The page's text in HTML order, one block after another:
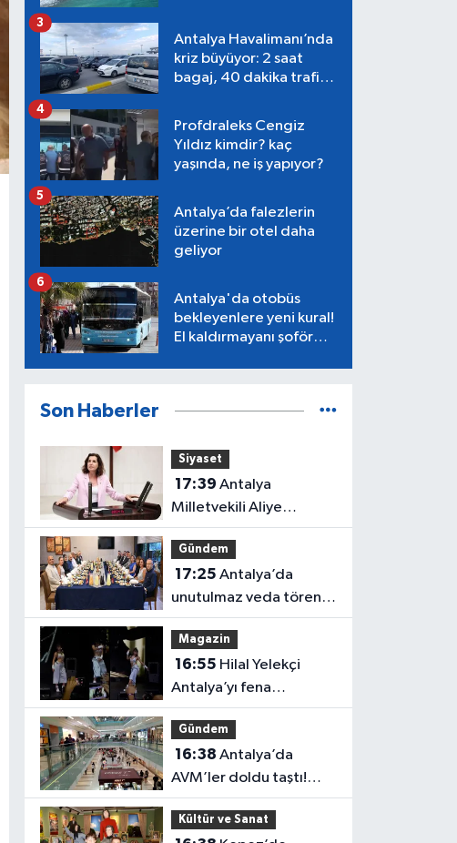
Antalya Havalimanı’nda
kriz büyüyor: 2 saat
bagaj, 40 dakika trafik,
3
Profdraleks Cengiz
Yıldız kimdir? kaç
yaşında, ne iş yapıyor?
4
Antalya’da falezlerin
üzerine bir otel daha
geliyor
5
Antalya'da otobüs
bekleyenlere yeni kural!
El kaldırmayanı şoför
6
Son Haberler
Siyaset
17:39
Milletvekili Aliye
Coşar'dan Çocuk Yasası
tepkisi
Gündem
17:25
unutulmaz veda töreni!
Protokol buluştu
Magazin
16:55
Antalya’yı fena
“Hileledi”! O anlar
gündem oldu
Gündem
16:38
AVM’ler doldu taştı!
vatandaşların geliş
nedeni farklı çıktı
Kültür ve Sanat